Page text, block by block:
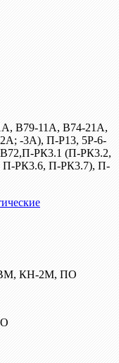
В79-11А, В74-21А,
-3А), П-Р13, 5Р-6-
РК3.1 (П-РК3.2,
РК3.6, П-РК3.7), П-
КН-2М, ПО